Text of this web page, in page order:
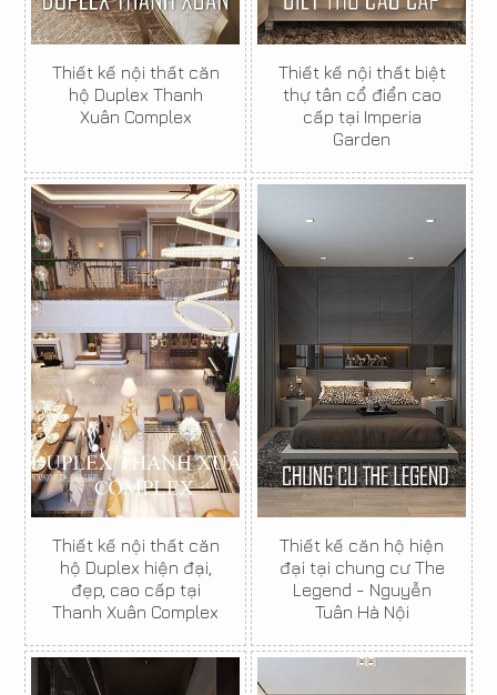
Thiết kế nội thất căn
hộ Duplex Thanh
Xuân Complex
Thiết kế nội thất biệt
thự tân cổ điển cao
cấp tại Imperia
Garden
Thiết kế nội thất căn
hộ Duplex hiện đại,
đẹp, cao cấp tại
Thanh Xuân Complex
Thiết kế căn hộ hiện
đại tại chung cư The
Legend - Nguyễn
Tuân Hà Nội